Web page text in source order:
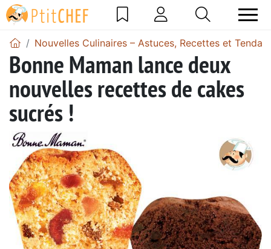
Nouvelles Culinaires – Astuces, Recettes et
Bonne Maman lance deux
nouvelles recettes de cakes
sucrés !